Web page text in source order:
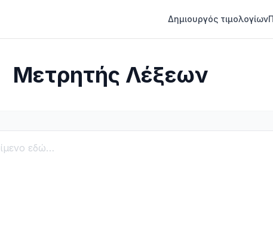
Δημιουργός τιμολογίων
Μετρητής Λέξεων